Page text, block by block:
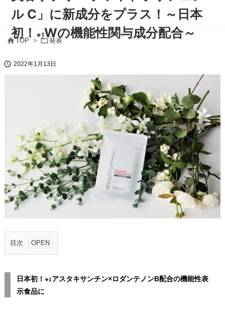
TOP > 発表
ル C」に新成分をプラス！～日本
初！
※1Wの機能性関与成分配合～
 2022年1月13日
目次
1
.
日本初！ ※1 アスタキサンチン×ロダンテノンB配合の機能性表
示食品に